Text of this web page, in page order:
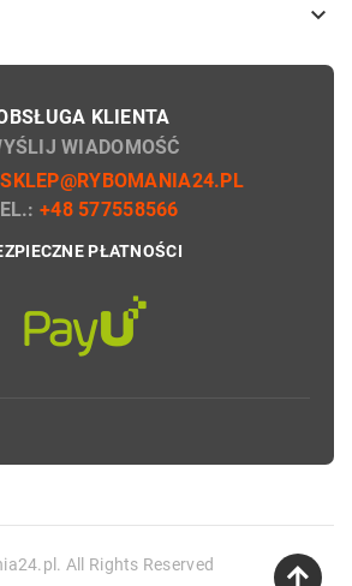

KLIENTA
WIADOMOŚĆ
SKLEP@RYBOMANIA24.PL
+48 577558566
PŁATNOŚCI
All Rights Reserved